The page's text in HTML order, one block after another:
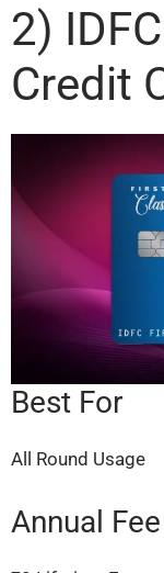
2)
Credit
Best For
All Round Usage
Annual Fee